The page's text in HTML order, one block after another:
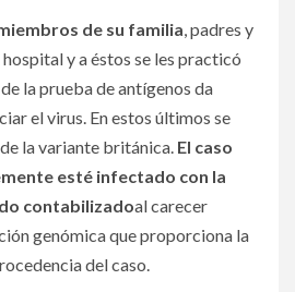
de su familia, padres y
y a éstos se les practicó
la prueba de antígenos da
el virus. En estos últimos se
la variante británica. El caso
esté infectado con la
contabilizadoal carecer
genómica que proporciona la
del caso.